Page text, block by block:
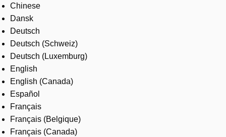
Industries
Services
About us
Where to buy
Contact us
Careers
Chinese
Dansk
Deutsch
Deutsch (Schweiz)
Deutsch (Luxemburg)
English
English (Canada)
Español
Français
Français (Belgique)
Français (Canada)